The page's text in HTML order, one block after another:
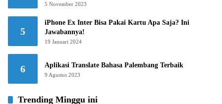
5 November 2023
5
iPhone Ex Inter Bisa Pakai Kartu Apa Saja? Ini
Jawabannya!
19 Januari 2024
6 Aplikasi Translate Bahasa Palembang Terbaik
9 Agustus 2023
Trending Minggu ini